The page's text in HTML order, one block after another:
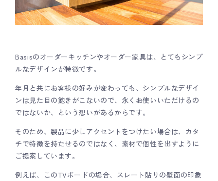
Basisのオーダーキッチンやオーダー家具は、とてもシンプ
ルなデザインが特徴です。
年月と共にお客様の好みが変わっても、シンプルなデザイ
ンは見た目の飽きがこないので、永くお使いいただけるの
ではないか、という想いがあるからです。
そのため、製品に少しアクセントをつけたい場合は、カタ
チで特徴を持たせるのではなく、素材で個性を出すように
ご提案しています。
例えば、このTVボードの場合、スレート貼りの壁面の印象